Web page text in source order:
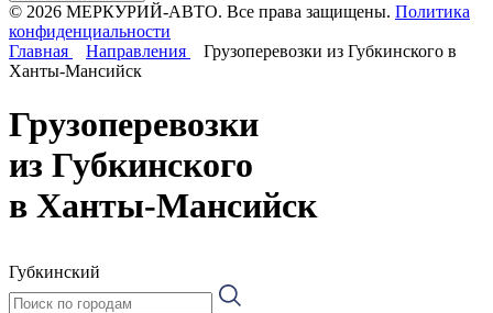
© 2026 МЕРКУРИЙ-АВТО. Все права защищены. Политика
конфиденциальности
Главная
Направления
Грузоперевозки из Губкинского в
Ханты-Мансийск
Грузоперевозки
из Губкинского
в Ханты-Мансийск
Губкинский